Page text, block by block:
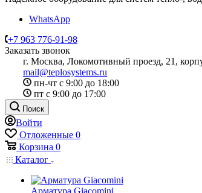
WhatsApp
+7 963 776-91-98
Заказать звонок
г. Москва, Локомотивный проезд, 21,
mail@teplosystems.ru
пн-чт с 9:00 до 18:00
пт с 9:00 до 17:00
Поиск
Войти
Отложенные 0
Корзина 0
Каталог
Арматура Giacomini